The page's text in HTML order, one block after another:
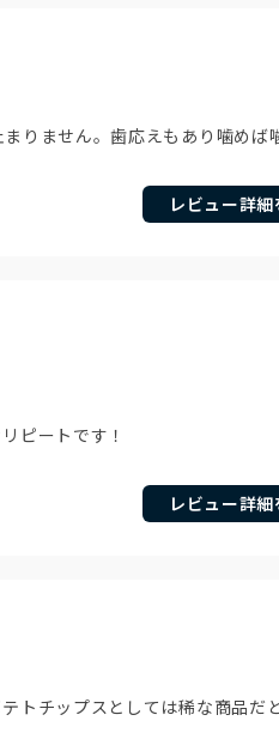
りません。歯応えもあり噛めば
レビュー詳細
ピートです！
レビュー詳細
トチップスとしては稀な商品